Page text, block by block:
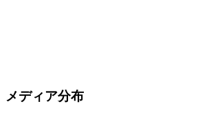
メディア分布